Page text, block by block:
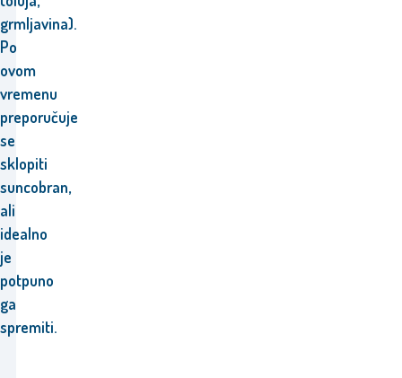
grmljavina).
Po
ovom
vremenu
preporučuje
se
sklopiti
suncobran,
ali
idealno
je
potpuno
ga
spremiti.